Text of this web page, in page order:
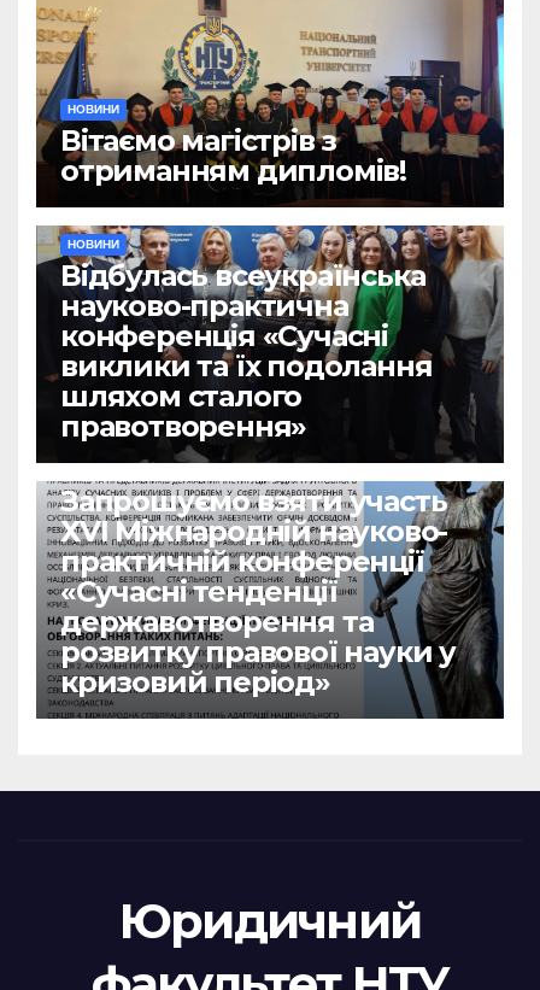
НОВИНИ
Вітаємо магістрів з
отриманням дипломів!
НОВИНИ
Відбулась всеукраїнська
науково-практична
конференція «Сучасні
виклики та їх подолання
шляхом сталого
правотворення»
Запрошуємо взяти участь
ХVІ Міжнародній науково-
практичній конференції
«Сучасні тенденції
державотворення та
розвитку правової науки у
кризовий період»
Юридичний